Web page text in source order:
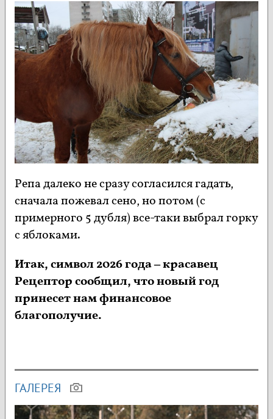
Репа далеко не сразу согласился гадать,
сначала пожевал сено, но потом (с
примерного 5 дубля) все-таки выбрал горку
с яблоками.
Итак, символ 2026 года – красавец
Рецептор сообщил, что новый год
принесет нам финансовое
благополучие.
ГАЛЕРЕЯ